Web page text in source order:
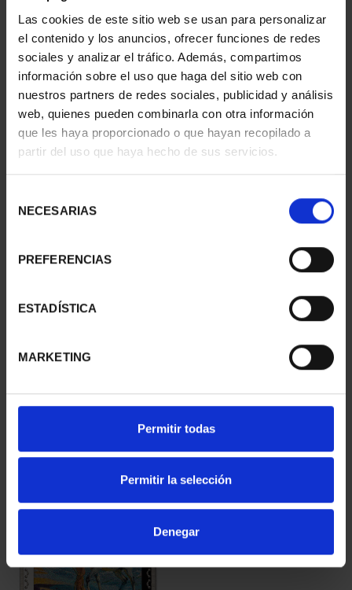
Las cookies de este sitio web se usan para personalizar
el contenido y los anuncios, ofrecer funciones de redes
sociales y analizar el tráfico. Además, compartimos
información sobre el uso que haga del sitio web con
nuestros partners de redes sociales, publicidad y análisis
web, quienes pueden combinarla con otra información
que les haya proporcionado o que hayan recopilado a
partir del uso que haya hecho de sus servicios.
NECESARIAS
PREFERENCIAS
ESTADÍSTICA
MARKETING
Permitir todas
Permitir la selección
Denegar
425 ANIV VELÁZQUEZ
(2024) HILANDERAS
153,00 €
425 ANIV VELÁZQUEZ
(2024) FRAGUA
VULCANO
153,00 €
425 ANIV VELÁZQUEZ
610,00 €
CENTENARIO DE
CINCUENTÍN